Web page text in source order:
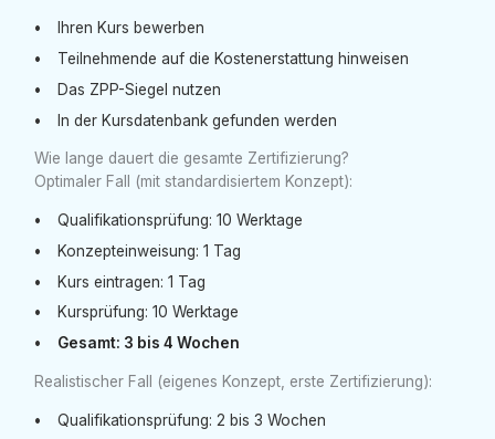
Ihren Kurs bewerben
Teilnehmende auf die Kostenerstattung hinweisen
Das ZPP-Siegel nutzen
In der Kursdatenbank gefunden werden
Wie lange dauert die gesamte Zertifizierung?
Optimaler Fall (mit standardisiertem Konzept):
Qualifikationsprüfung: 10 Werktage
Konzepteinweisung: 1 Tag
Kurs eintragen: 1 Tag
Kursprüfung: 10 Werktage
Gesamt: 3 bis 4 Wochen
Realistischer Fall (eigenes Konzept, erste Zertifizierung):
Qualifikationsprüfung: 2 bis 3 Wochen